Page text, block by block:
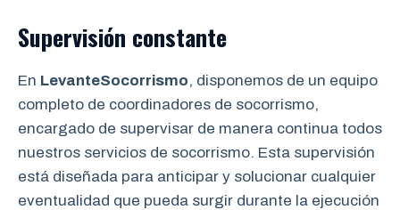
Supervisión constante
En LevanteSocorrismo, disponemos de un equipo
completo de coordinadores de socorrismo,
encargado de supervisar de manera continua todos
nuestros servicios de socorrismo. Esta supervisión
está diseñada para anticipar y solucionar cualquier
eventualidad que pueda surgir durante la ejecución